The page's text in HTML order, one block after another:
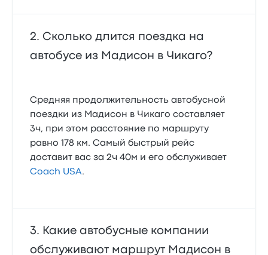
Сколько длится поездка на
автобусе из Мадисон в Чикаго?
Средняя продолжительность автобусной
поездки из Мадисон в Чикаго составляет
3ч, при этом расстояние по маршруту
равно 178 км. Самый быстрый рейс
доставит вас за 2ч 40м и его обслуживает
Coach USA.
Какие автобусные компании
обслуживают маршрут Мадисон в